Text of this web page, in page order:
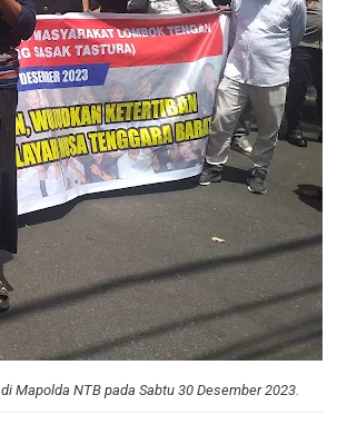
Mapolda NTB pada Sabtu 30 Desember 2023.